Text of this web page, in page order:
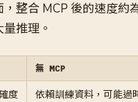
整合 MCP 後的速度約
推理。
無 MCP
度 依賴訓練資料，可能過